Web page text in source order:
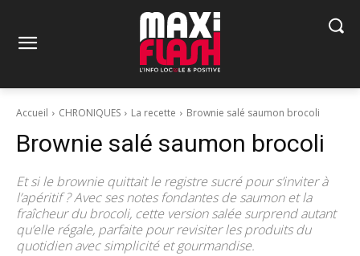
Accueil CHRONIQUES La recette Brownie salé saumon brocoli
Brownie salé saumon brocoli
Et si le brownie quittait le registre sucré pour s’inviter à
l’apéritif ? Avec ses notes fondantes de saumon et la
fraîcheur du brocoli, cette version salée surprend autant
qu’elle régale, parfaite pour revisiter les produits du
quotidien avec simplicité et gourmandise.